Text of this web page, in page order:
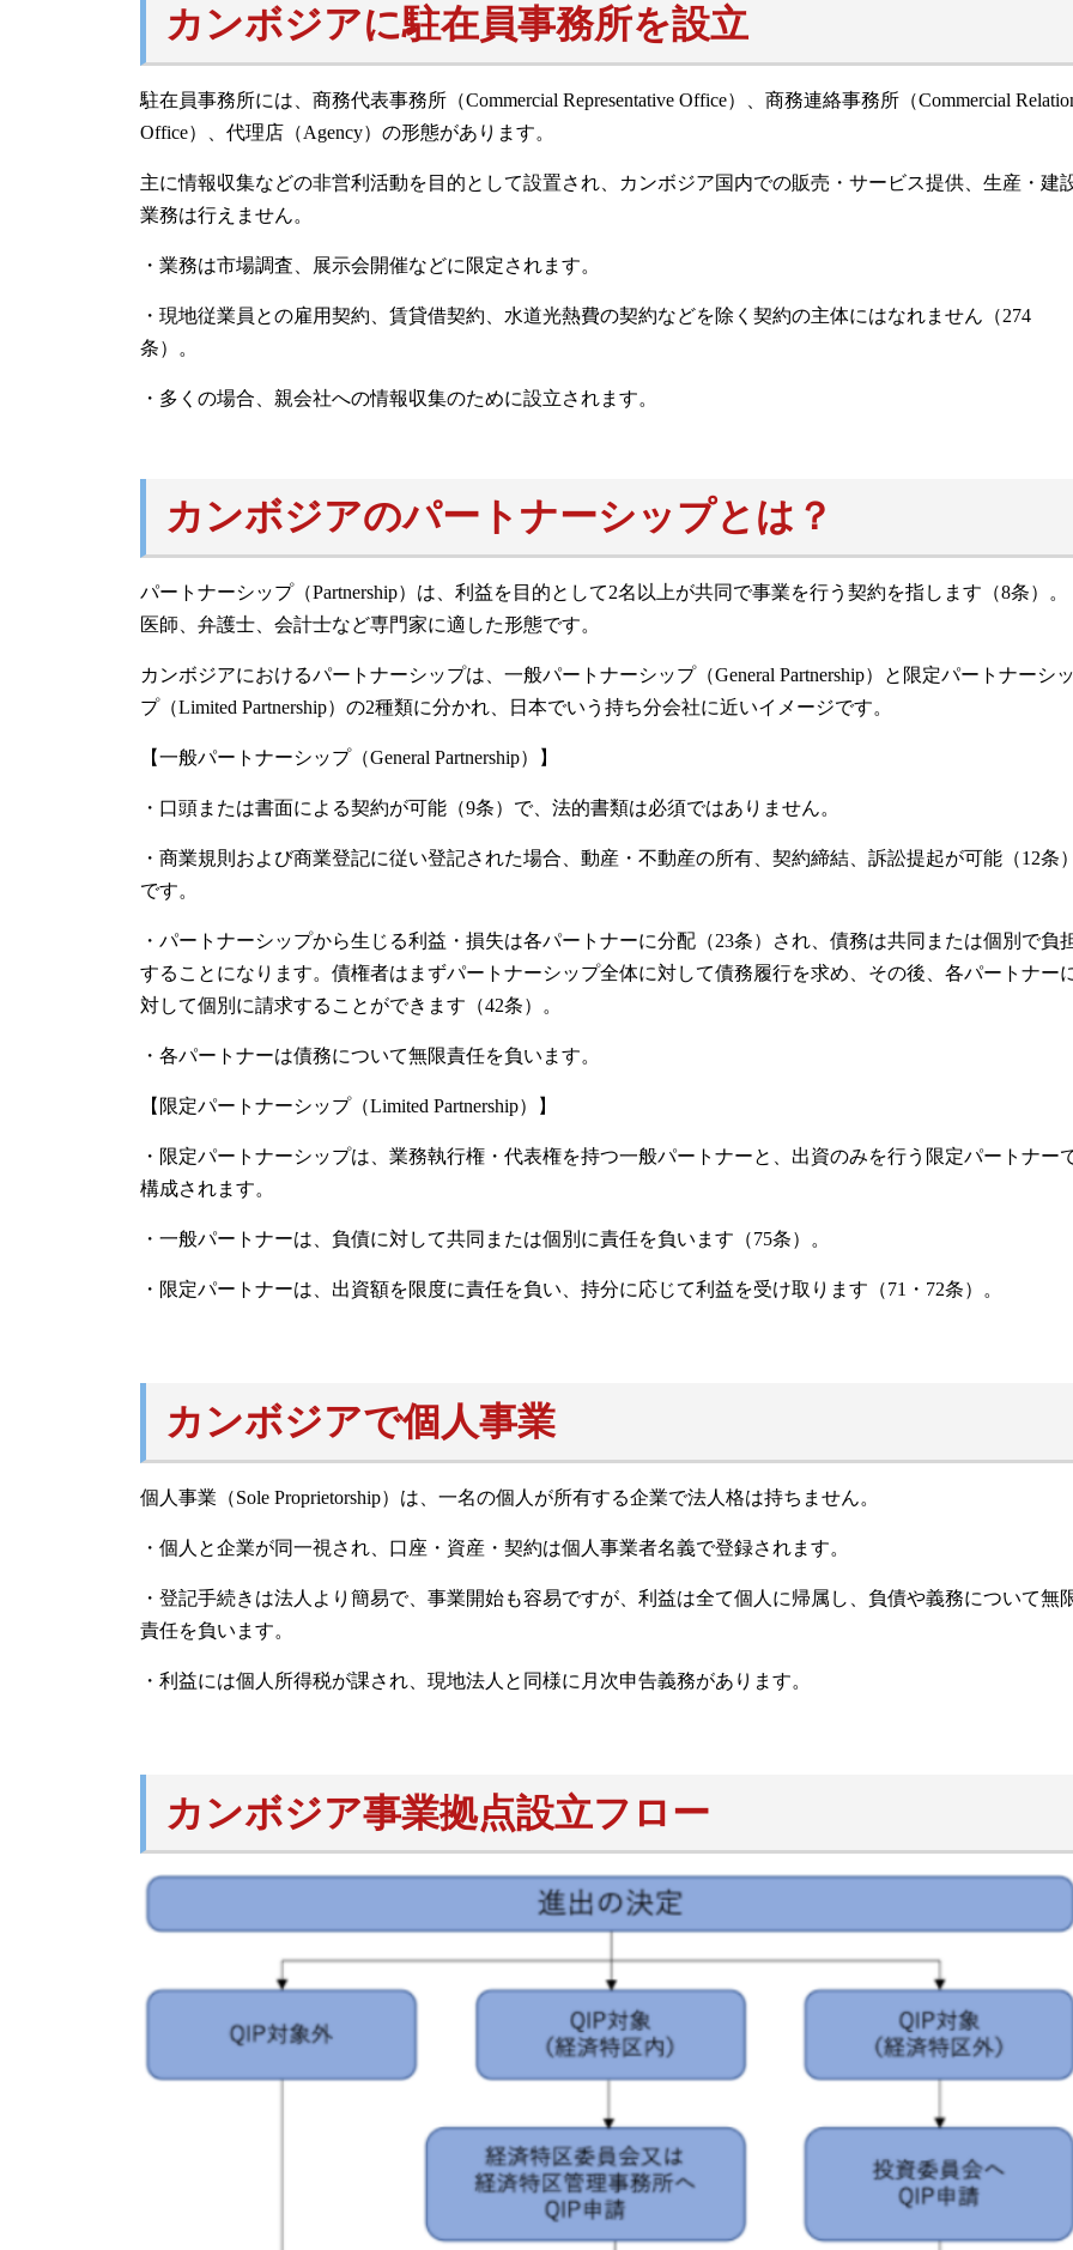
カンボジアに駐在員事務所を設立
駐在員事務所には、商務代表事務所（Commercial Representative Office）、商務連絡事務所（Commercial
Office）、代理店（Agency）の形態があります。
主に情報収集などの非営利活動を目的として設置され、カンボジア国内での販売・サービス提供、生産・建
業務は行えません。
・業務は市場調査、展示会開催などに限定されます。
・現地従業員との雇用契約、賃貸借契約、水道光熱費の契約などを除く契約の主体にはなれません（274
条）。
・多くの場合、親会社への情報収集のために設立されます。
カンボジアのパートナーシップとは？
パートナーシップ（Partnership）は、利益を目的として2名以上が共同で事業を行う契約を指します（8条）。
医師、弁護士、会計士など専門家に適した形態です。
カンボジアにおけるパートナーシップは、一般パートナーシップ（General Partnership）と限定パートナーシ
プ（Limited Partnership）の2種類に分かれ、日本でいう持ち分会社に近いイメージです。
【一般パートナーシップ（General Partnership）】
・口頭または書面による契約が可能（9条）で、法的書類は必須ではありません。
・商業規則および商業登記に従い登記された場合、動産・不動産の所有、契約締結、訴訟提起が可能（12条
です。
・パートナーシップから生じる利益・損失は各パートナーに分配（23条）され、債務は共同または個別で負
することになります。債権者はまずパートナーシップ全体に対して債務履行を求め、その後、各パートナー
対して個別に請求することができます（42条）。
・各パートナーは債務について無限責任を負います。
【限定パートナーシップ（Limited Partnership）】
・限定パートナーシップは、業務執行権・代表権を持つ一般パートナーと、出資のみを行う限定パートナー
構成されます。
・一般パートナーは、負債に対して共同または個別に責任を負います（75条）。
・限定パートナーは、出資額を限度に責任を負い、持分に応じて利益を受け取ります（71・72条）。
カンボジアで個人事業
個人事業（Sole Proprietorship）は、一名の個人が所有する企業で法人格は持ちません。
・個人と企業が同一視され、口座・資産・契約は個人事業者名義で登録されます。
・登記手続きは法人より簡易で、事業開始も容易ですが、利益は全て個人に帰属し、負債や義務について無
責任を負います。
・利益には個人所得税が課され、現地法人と同様に月次申告義務があります。
カンボジア事業拠点設立フロー